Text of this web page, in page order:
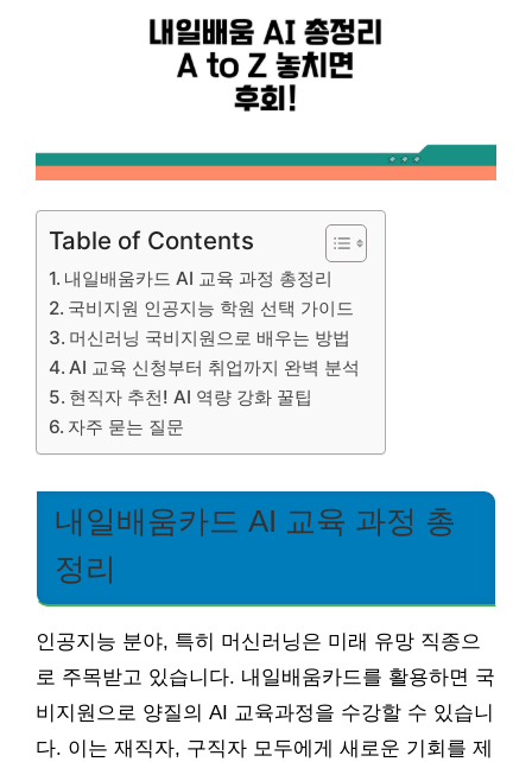
Table of Contents
내일배움카드 AI 교육 과정 총정리
국비지원 인공지능 학원 선택 가이드
머신러닝 국비지원으로 배우는 방법
AI 교육 신청부터 취업까지 완벽 분석
현직자 추천! AI 역량 강화 꿀팁
자주 묻는 질문
내일배움카드 AI 교육 과정 총
정리
인공지능 분야, 특히 머신러닝은 미래 유망 직종으
로 주목받고 있습니다. 내일배움카드를 활용하면 국
비지원으로 양질의 AI 교육과정을 수강할 수 있습니
다. 이는 재직자, 구직자 모두에게 새로운 기회를 제